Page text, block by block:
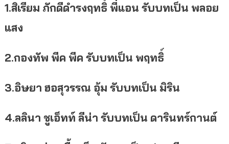
1.สิเรียม ภักดีดำรงฤทธิ์ พี่แอน รับบทเป็น พลอย
แสง
2.กองทัพ พีค พีค รับบทเป็น พฤทธิ์
3.อิษยา ฮอสุวรรณ อุ้ม รับบทเป็น มิริน
4.ลลินา ชูเอ็ทท์ ลีน่า รับบทเป็น ดารินทร์กานต์